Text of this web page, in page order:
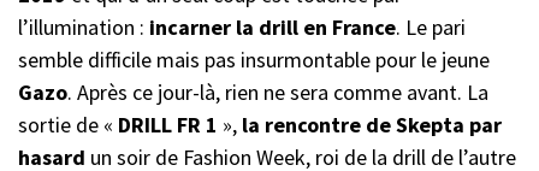
l’illumination : incarner la drill en France. Le pari
semble difficile mais pas insurmontable pour le jeune
Gazo. Après ce jour-là, rien ne sera comme avant. La
sortie de « DRILL FR 1 », la rencontre de Skepta par
hasard un soir de Fashion Week, roi de la drill de l’autre